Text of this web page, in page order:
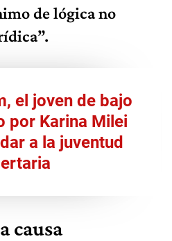
de lógica no
el joven de bajo
por Karina Milei
a la juventud
causa